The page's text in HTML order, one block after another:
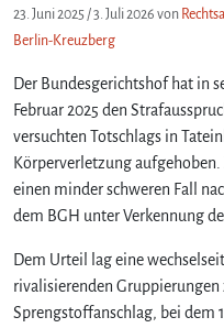
23. Juni 2025 /3. Juli 2026 von
Berlin-Kreuzberg
Der Bundesgerichtshof hat in
Februar 2025 den
versuchten Totschlags in
Körperverletzung
einen minder schweren Fall
dem BGH unter Verkennung
Dem Urteil lag eine
rivalisierenden Gruppierungen
Sprengstoffanschlag, bei dem